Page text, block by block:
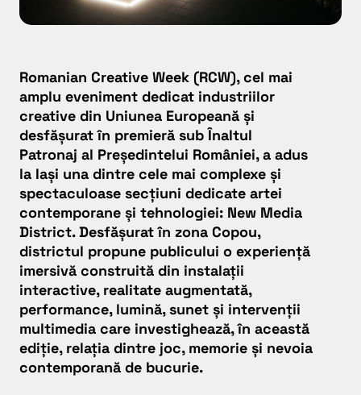
Romanian Creative Week (RCW), cel mai
amplu eveniment dedicat industriilor
creative din Uniunea Europeană și
desfășurat în premieră sub Înaltul
Patronaj al Președintelui României, a adus
la Iași una dintre cele mai complexe și
spectaculoase secțiuni dedicate artei
contemporane și tehnologiei: New Media
District. Desfășurat în zona Copou,
districtul propune publicului o experiență
imersivă construită din instalații
interactive, realitate augmentată,
performance, lumină, sunet și intervenții
multimedia care investighează, în această
ediție, relația dintre joc, memorie și nevoia
contemporană de bucurie.